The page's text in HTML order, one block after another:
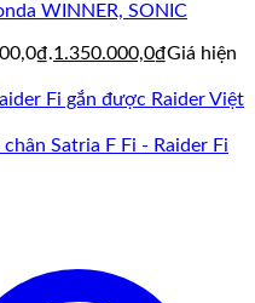
WINNER, SONIC
1.350.000,0₫Giá hiện